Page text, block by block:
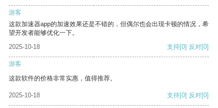
游客
这款加速器app的加速效果还是不错的，但偶尔也会出现卡顿的情况，希
望开发者能够优化一下。
2025-10-18
支持[0] 反对[0]
游客
这款软件的价格非常实惠，值得推荐。
2025-10-18 支持[0] 反对[0]